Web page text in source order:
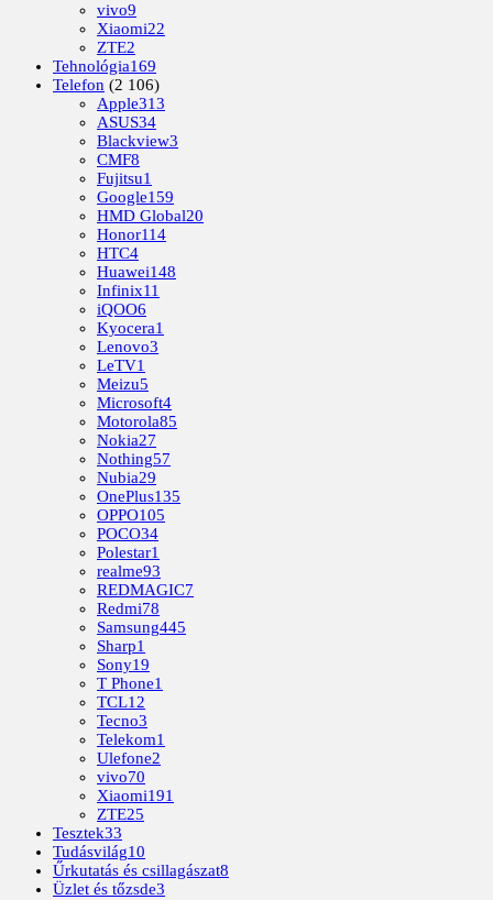
vivo9
Xiaomi22
ZTE2
Tehnológia169
Telefon (2 106)
Apple313
ASUS34
Blackview3
CMF8
Fujitsu1
Google159
HMD Global20
Honor114
HTC4
Huawei148
Infinix11
iQOO6
Kyocera1
Lenovo3
LeTV1
Meizu5
Microsoft4
Motorola85
Nokia27
Nothing57
Nubia29
OnePlus135
OPPO105
POCO34
Polestar1
realme93
REDMAGIC7
Redmi78
Samsung445
Sharp1
Sony19
T Phone1
TCL12
Tecno3
Telekom1
Ulefone2
vivo70
Xiaomi191
ZTE25
Tesztek33
Tudásvilág10
Űrkutatás és csillagászat8
Üzlet és tőzsde3